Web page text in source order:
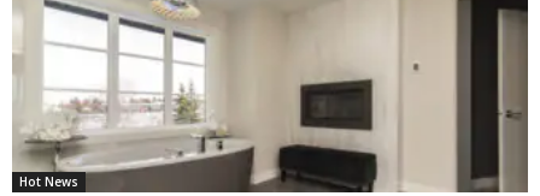
Hot News